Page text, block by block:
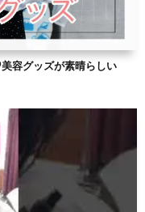
容グッズが素晴らしい